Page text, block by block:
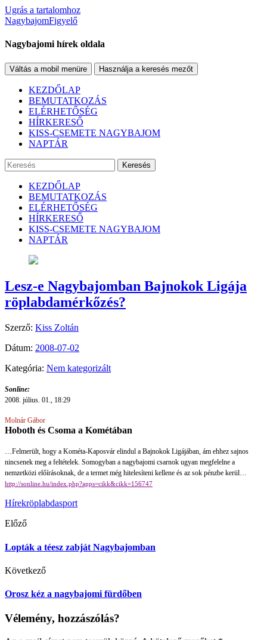
Ugrás a tartalomhoz
NagybajomFigyelő
Nagybajomi hírek oldala
Váltás a mobil menüre Használja a keresés mezőt
KEZDŐLAP
BEMUTATKOZÁS
ELÉRHETŐSÉG
HÍRKERESŐ
KISS-CSEMETE NAGYBAJOM
NAPTÁR
Keresés
KEZDŐLAP
BEMUTATKOZÁS
ELÉRHETŐSÉG
HÍRKERESŐ
KISS-CSEMETE NAGYBAJOM
NAPTÁR
Lesz-e Nagybajomban Bajnokok Ligája
röplabdamérkőzés?
Szerző: Kiss Zoltán
Dátum: 2008-07-02
Kategória: Nem kategorizált
Sonline:
2008. július. 01., 18:29
Molnár Gábor
Hoboth és Csoma a Kométában
…Felmerült, hogy a Kométa-Kaposvár elindul a Bajnokok Ligájában, ám ehhez sajnos
nincsenek meg a feltételek. Somogyban a nagybajomi csarnok ugyan megfelelne a
nemzetközi előírásoknak, de a termet még hitelesíteni kellene és az sok pénzbe kerül…
http://sonline.hu/index.php?apps=cikk&cikk=156747
Hírekröplabdasport
Előző
Lopták a téesz zabját Nagybajomban
Következő
Orosz kéz a nagybajomi fürdőben
Vélemény, hozzászólás?